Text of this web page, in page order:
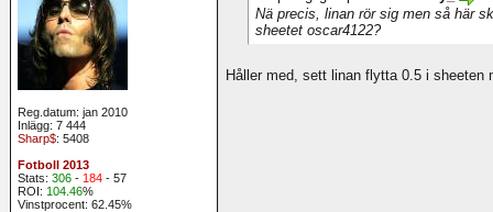
Reg.datum: jan 2010
Inlägg: 7 444
Sharp$: 5408
Fotboll 2013
Stats: 306 - 184 - 57
ROI: 104.46%
Vinstprocent: 62.45%
Nä precis, linan rör sig men så här
sheetet oscar4122?
Håller med, sett linan flytta 0.5 i sheeten